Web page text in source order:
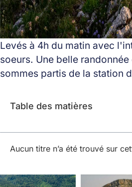
Levés à 4h du matin avec
soeurs. Une belle
sommes partis de la station
Table des matières
Aucun titre n’a été trouvé sur